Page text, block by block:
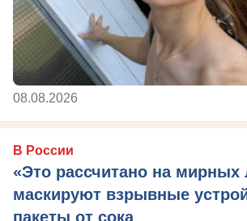
08.08.2026
В России
«Это рассчитано на
маскируют взрывные
пакеты от сока